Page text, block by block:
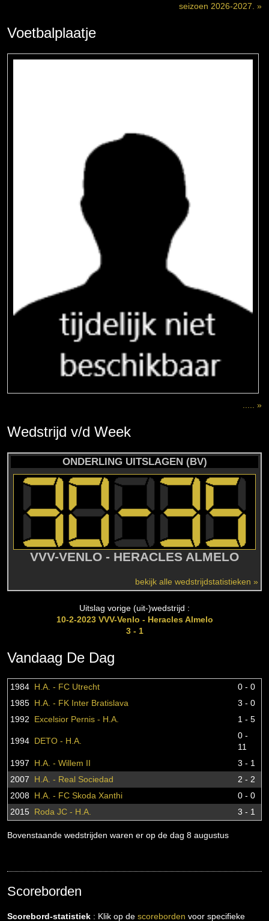
seizoen 2026-2027. »
Voetbalplaatje
..... »
Wedstrijd v/d Week
ONDERLING UITSLAGEN (BV)
VVV-VENLO - HERACLES ALMELO
bekijk alle wedstrijdstatistieken »
Uitslag vorige (uit-)wedstrijd :
10-2-2023 VVV-Venlo - Heracles Almelo
3 - 1
Vandaag De Dag
1984 H.A. - FC Utrecht
0 - 0
1985 H.A. - FK Inter Bratislava
3 - 0
1992
Excelsior Pernis - H.A. 1 - 5
1994 DETO - H.A.
0 -
11
1997
H.A. - Willem II
3 - 1
2007
H.A. - Real Sociedad
2 - 2
2008 H.A. - FC Skoda Xanthi
0 - 0
2015 Roda JC - H.A. 3 - 1
Bovenstaande wedstrijden waren er op de dag 8 augustus
Scoreborden
Scorebord-statistiek : Klik op de scoreborden voor specifieke